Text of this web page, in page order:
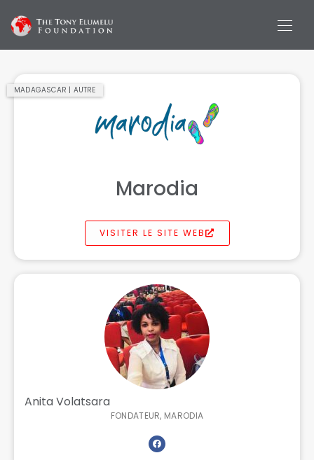
MADAGASCAR | AUTRE
Marodia
VISITER LE SITE WEB
Anita Volatsara
FONDATEUR, MARODIA